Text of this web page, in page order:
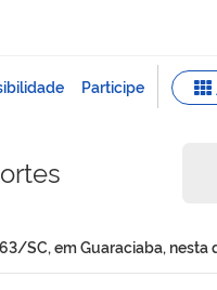
SC, em Guaraciaba, nesta